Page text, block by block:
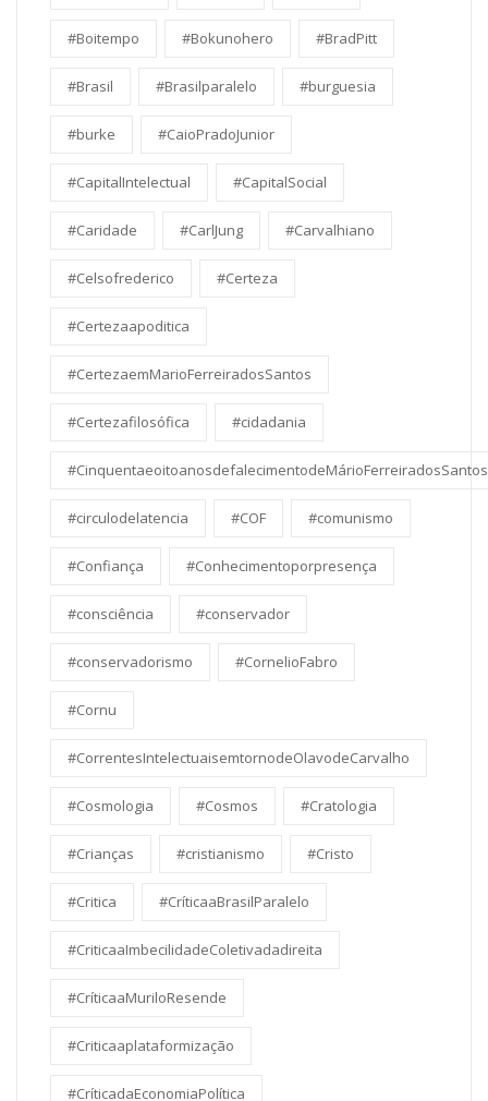
#Boitempo #Bokunohero #BradPitt
#Brasil #Brasilparalelo #burguesia
#burke #CaioPradoJunior
#CapitalIntelectual #CapitalSocial
#Caridade #CarlJung #Carvalhiano
#Celsofrederico #Certeza
#Certezaapoditica
#CertezaemMarioFerreiradosSantos
#Certezafilosófica #cidadania
#CinquentaeoitoanosdefalecimentodeMárioFerreiradosSantos
#circulodelatencia #COF #comunismo
#Confiança #Conhecimentoporpresença
#consciência #conservador
#conservadorismo #CornelioFabro
#Cornu
#CorrentesIntelectuaisemtornodeOlavodeCarvalho
#Cosmologia #Cosmos #Cratologia
#Crianças #cristianismo #Cristo
#Critica #CríticaaBrasilParalelo
#CriticaaImbecilidadeColetivadadireita
#CríticaaMuriloResende
#Criticaaplataformização
#CríticadaEconomiaPolítica